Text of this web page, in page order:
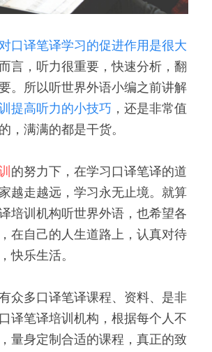
口译笔译学习的促进作用是很大
言，听力很重要，快速分析，翻
。所以听世界外语小编之前讲解
提高听力的小技巧 ，还是非常值
，满满的都是干货。
的努力下，在学习口译笔译的道
越走越远，学习永无止境。就算
培训机构听世界外语，也希望各
在自己的人生道路上，认真对待
快乐生活。
众多口译笔译课程、资料、是非
译笔译培训机构，根据每个人不
量身定制合适的课程，真正的致